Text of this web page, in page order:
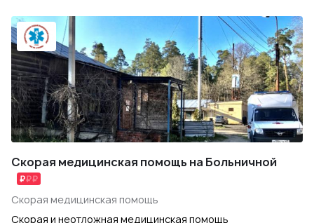
Скорая медицинская помощь на Больничной
Скорая медицинская помощь
Скорая и неотложная медицинская помощь